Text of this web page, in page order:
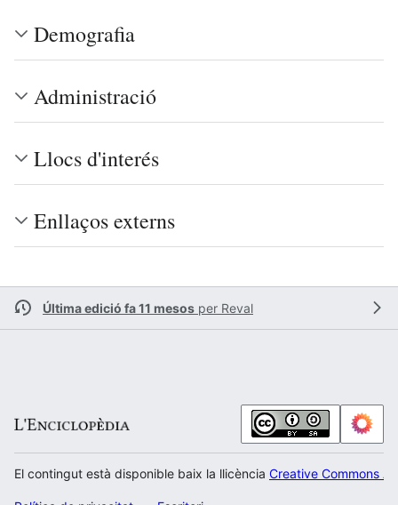
Demografia
Administració
Llocs d'interés
Enllaços externs
Última edició fa 11 mesos per Reval
El contingut està disponible baix la llicència Creative Commons